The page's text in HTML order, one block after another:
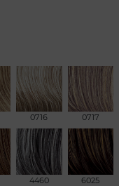
0716 0717
4460 6025